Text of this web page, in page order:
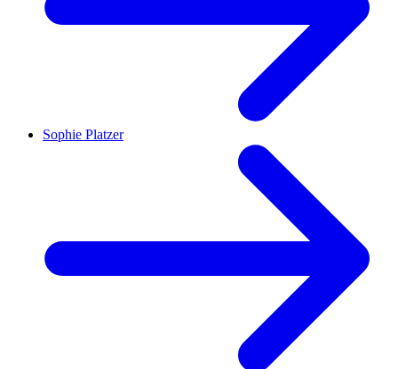
Sophie Platzer